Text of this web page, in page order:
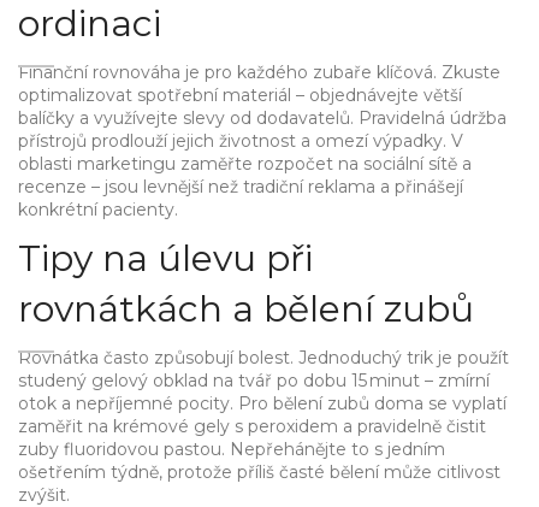
ordinaci
Finanční rovnováha je pro každého zubaře klíčová. Zkuste
optimalizovat spotřební materiál – objednávejte větší
balíčky a využívejte slevy od dodavatelů. Pravidelná údržba
přístrojů prodlouží jejich životnost a omezí výpadky. V
oblasti marketingu zaměřte rozpočet na sociální sítě a
recenze – jsou levnější než tradiční reklama a přinášejí
konkrétní pacienty.
Tipy na úlevu při
rovnátkách a bělení zubů
Rovnátka často způsobují bolest. Jednoduchý trik je použít
studený gelový obklad na tvář po dobu 15 minut – zmírní
otok a nepříjemné pocity. Pro bělení zubů doma se vyplatí
zaměřit na krémové gely s peroxidem a pravidelně čistit
zuby fluoridovou pastou. Nepřehánějte to s jedním
ošetřením týdně, protože příliš časté bělení může citlivost
zvýšit.